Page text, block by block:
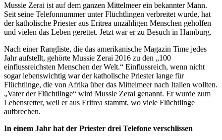
Mussie Zerai ist auf dem ganzen Mittelmeer ein bekannter Mann.
Seit seine Telefonnummer unter Flüchtlingen verbreitet wurde, hat
der katholische Priester aus Eritrea unzähligen Menschen geholfen
und vielen das Leben gerettet. Jetzt war er zu Besuch in Hamburg.
Nach einer Rangliste, die das amerikanische Magazin Time jedes
Jahr aufstellt, gehörte Mussie Zerai 2016 zu den „100
einflussreichsten Menschen der Welt.“ Einflussreich, wenn nicht
sogar lebenswichtig war der katholische Priester lange für
Flüchtlinge, die von Afrika über das Mittelmeer nach Italien wollten.
„Vater der Flüchtlinge“ wird Mussie Zerai genannt. Er wurde zum
Lebensretter, weil er aus Eritrea stammt, wo viele Flüchtlinge
aufbrechen.
In einem Jahr hat der Priester drei Telefone verschlissen